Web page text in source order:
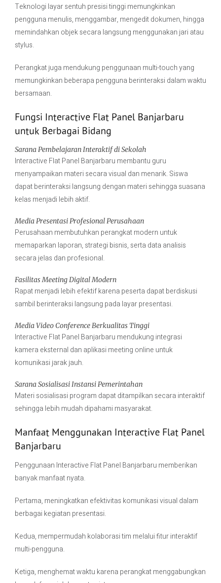
Teknologi layar sentuh presisi tinggi memungkinkan
pengguna menulis, menggambar, mengedit dokumen, hingga
memindahkan objek secara langsung menggunakan jari atau
stylus.
Perangkat juga mendukung penggunaan multi-touch yang
memungkinkan beberapa pengguna berinteraksi dalam waktu
bersamaan.
Fungsi Interactive Flat Panel Banjarbaru
untuk Berbagai Bidang
Sarana Pembelajaran Interaktif di Sekolah
Interactive Flat Panel Banjarbaru membantu guru
menyampaikan materi secara visual dan menarik. Siswa
dapat berinteraksi langsung dengan materi sehingga suasana
kelas menjadi lebih aktif.
Media Presentasi Profesional Perusahaan
Perusahaan membutuhkan perangkat modern untuk
memaparkan laporan, strategi bisnis, serta data analisis
secara jelas dan profesional.
Fasilitas Meeting Digital Modern
Rapat menjadi lebih efektif karena peserta dapat berdiskusi
sambil berinteraksi langsung pada layar presentasi.
Media Video Conference Berkualitas Tinggi
Interactive Flat Panel Banjarbaru mendukung integrasi
kamera eksternal dan aplikasi meeting online untuk
komunikasi jarak jauh.
Sarana Sosialisasi Instansi Pemerintahan
Materi sosialisasi program dapat ditampilkan secara interaktif
sehingga lebih mudah dipahami masyarakat.
Manfaat Menggunakan Interactive Flat Panel
Banjarbaru
Penggunaan Interactive Flat Panel Banjarbaru memberikan
banyak manfaat nyata.
Pertama, meningkatkan efektivitas komunikasi visual dalam
berbagai kegiatan presentasi.
Kedua, mempermudah kolaborasi tim melalui fitur interaktif
multi-pengguna.
Ketiga, menghemat waktu karena perangkat menggabungkan